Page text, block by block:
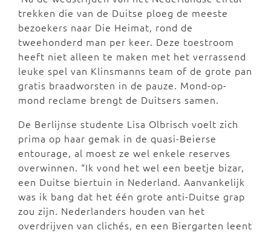
trekken die van de Duitse ploeg de meeste
bezoekers naar Die Heimat, rond de
tweehonderd man per keer. Deze toestroom
heeft niet alleen te maken met het verrassend
leuke spel van Klinsmanns team of de grote pan
gratis braadworsten in de pauze. Mond-op-
mond reclame brengt de Duitsers samen.
De Berlijnse studente Lisa Olbrisch voelt zich
prima op haar gemak in de quasi-Beierse
entourage, al moest ze wel enkele reserves
overwinnen. “Ik vond het wel een beetje bizar,
een Duitse biertuin in Nederland. Aanvankelijk
was ik bang dat het één grote anti-Duitse grap
zou zijn. Nederlanders houden van het
overdrijven van clichés, en een Biergarten leent